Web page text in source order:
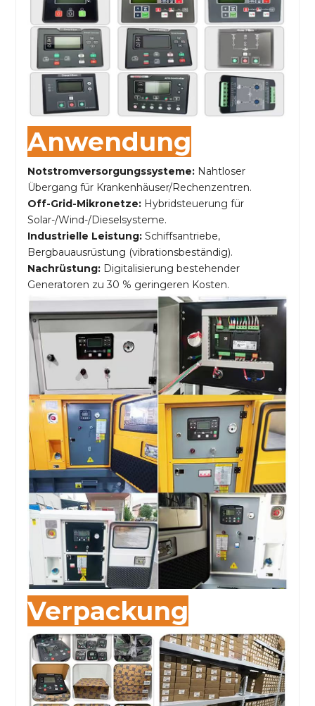
Anwendung
Notstromversorgungssysteme: Nahtloser
Übergang für Krankenhäuser/Rechenzentren.
Off-Grid-Mikronetze: Hybridsteuerung für
Solar-/Wind-/Dieselsysteme.
Industrielle Leistung:Schiffsantriebe,
Bergbauausrüstung (vibrationsbeständig).
Nachrüstung: Digitalisierung bestehender
Generatoren zu 30 % geringeren Kosten.
Verpackung